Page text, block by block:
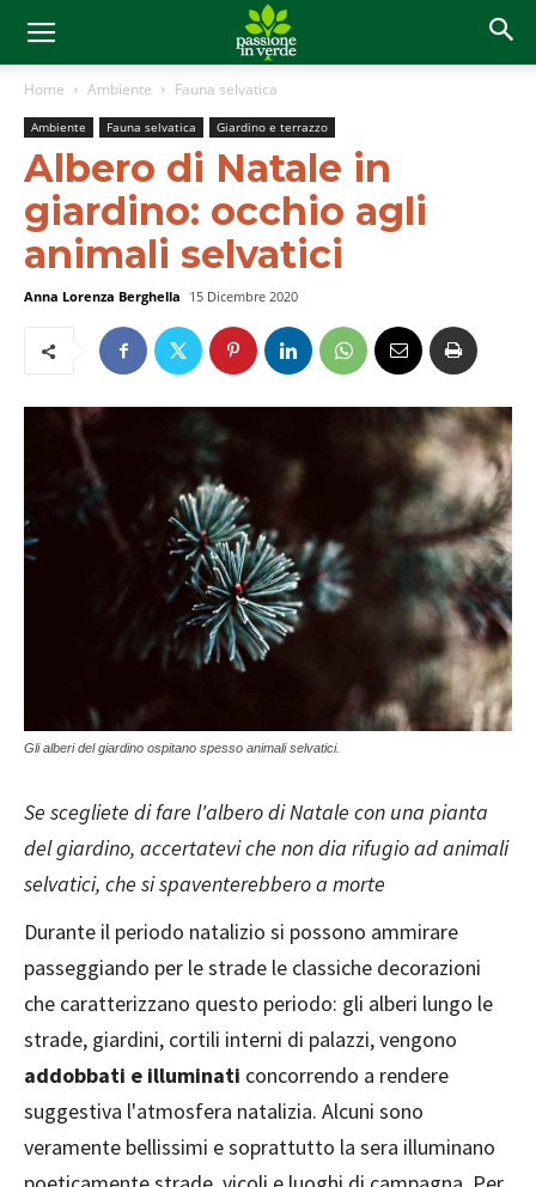
Home Ambiente Fauna selvatica
Ambiente Fauna selvatica Giardino e terrazzo
Albero di Natale in
giardino: occhio agli
animali selvatici
Anna Lorenza Berghella 15 Dicembre 2020
Gli alberi del giardino ospitano spesso animali selvatici.
Se scegliete di fare l'albero di Natale con una pianta
del giardino, accertatevi che non dia rifugio ad animali
selvatici, che si spaventerebbero a morte
Durante il periodo natalizio si possono ammirare
passeggiando per le strade le classiche decorazioni
che caratterizzano questo periodo: gli alberi lungo le
strade, giardini, cortili interni di palazzi, vengono
addobbati e illuminati concorrendo a rendere
suggestiva l'atmosfera natalizia. Alcuni sono
veramente bellissimi e soprattutto la sera illuminano